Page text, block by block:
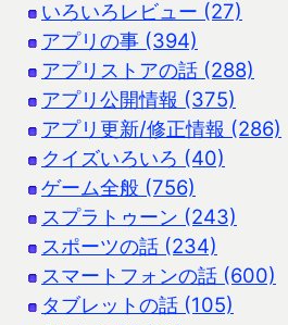
いろいろレビュー (27)
アプリの事 (394)
アプリストアの話 (288)
アプリ公開情報 (375)
アプリ更新/修正情報 (286)
クイズいろいろ (40)
ゲーム全般 (756)
スプラトゥーン (243)
スポーツの話 (234)
スマートフォンの話 (600)
タブレットの話 (105)